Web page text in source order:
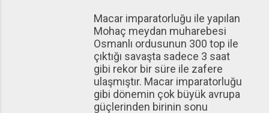
Macar imparatorluğu ile yapılan
Mohaç meydan muharebesi
Osmanlı ordusunun 300 top ile
çıktığı savaşta sadece 3 saat
gibi rekor bir süre ile zafere
ulaşmıştır. Macar imparatorluğu
gibi dönemin çok büyük avrupa
güçlerinden birinin sonu